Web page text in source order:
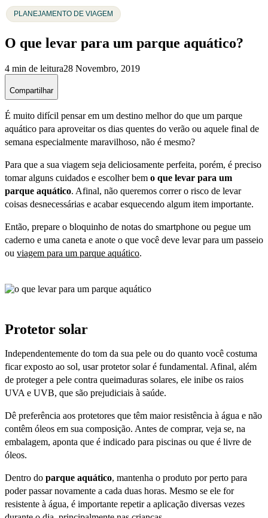
PLANEJAMENTO DE VIAGEM
O que levar para um parque aquático?
4 min de leitura28 Novembro, 2019
Compartilhar
É muito difícil pensar em um destino melhor do que um parque
aquático para aproveitar os dias quentes do verão ou aquele final de
semana especialmente maravilhoso, não é mesmo?
Para que a sua viagem seja deliciosamente perfeita, porém, é preciso
tomar alguns cuidados e escolher bem o que levar para um
parque aquático. Afinal, não queremos correr o risco de levar
coisas desnecessárias e acabar esquecendo algum item importante.
Então, prepare o bloquinho de notas do smartphone ou pegue um
caderno e uma caneta e anote o que você deve levar para um passeio
ou viagem para um parque aquático.
Protetor solar
Independentemente do tom da sua pele ou do quanto você costuma
ficar exposto ao sol, usar protetor solar é fundamental. Afinal, além
de proteger a pele contra queimaduras solares, ele inibe os raios
UVA e UVB, que são prejudiciais à saúde.
Dê preferência aos protetores que têm maior resistência à água e não
contêm óleos em sua composição. Antes de comprar, veja se, na
embalagem, aponta que é indicado para piscinas ou que é livre de
óleos.
Dentro do parque aquático, mantenha o produto por perto para
poder passar novamente a cada duas horas. Mesmo se ele for
resistente à água, é importante repetir a aplicação diversas vezes